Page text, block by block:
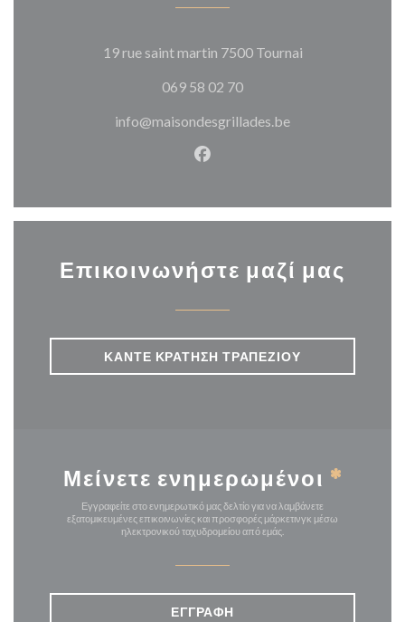
19 rue saint martin 7500 Tournai((ανοίγει σε
069 58 02 70
info@maisondesgrillades.be
Facebook ((ανοίγει σε νέο
Επικοινωνήστε μαζί μας
ΚΆΝΤΕ ΚΡΆΤΗΣΗ ΤΡΑΠΕΖΙΟΎ
Μείνετε ενημερωμένοι *
Εγγραφείτε στο ενημερωτικό μας δελτίο για να λαμβάνετε
εξατομικευμένες επικοινωνίες και προσφορές μάρκετινγκ μέσω
ηλεκτρονικού ταχυδρομείου από εμάς.
ΕΓΓΡΑΦΉ